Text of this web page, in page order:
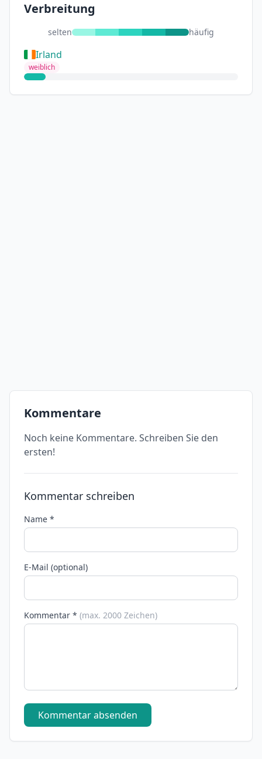
Verbreitung
selten häufig
Irland
weiblich
Kommentare
Noch keine Kommentare. Schreiben Sie den
ersten!
Kommentar schreiben
Name *
E-Mail (optional)
Kommentar * (max. 2000 Zeichen)
Kommentar absenden